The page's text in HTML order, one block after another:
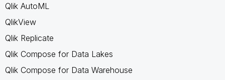
Qlik AutoML
QlikView
Qlik Replicate
Qlik Compose for Data Lakes
Qlik Compose for Data Warehouse